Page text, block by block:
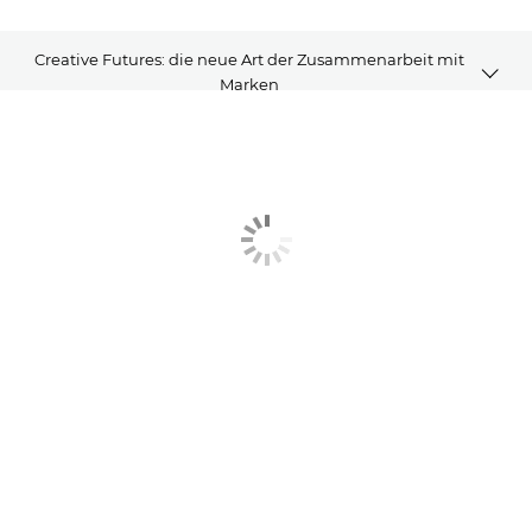
Creative Futures: die neue Art der Zusammenarbeit mit
Marken